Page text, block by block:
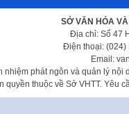
SỞ VĂN HÓA
Địa chỉ: Số 47
Điện thoại: (024)
Email:
nhiệm phát ngôn và quản lý nội
quyền thuộc về Sở VHTT. Yêu